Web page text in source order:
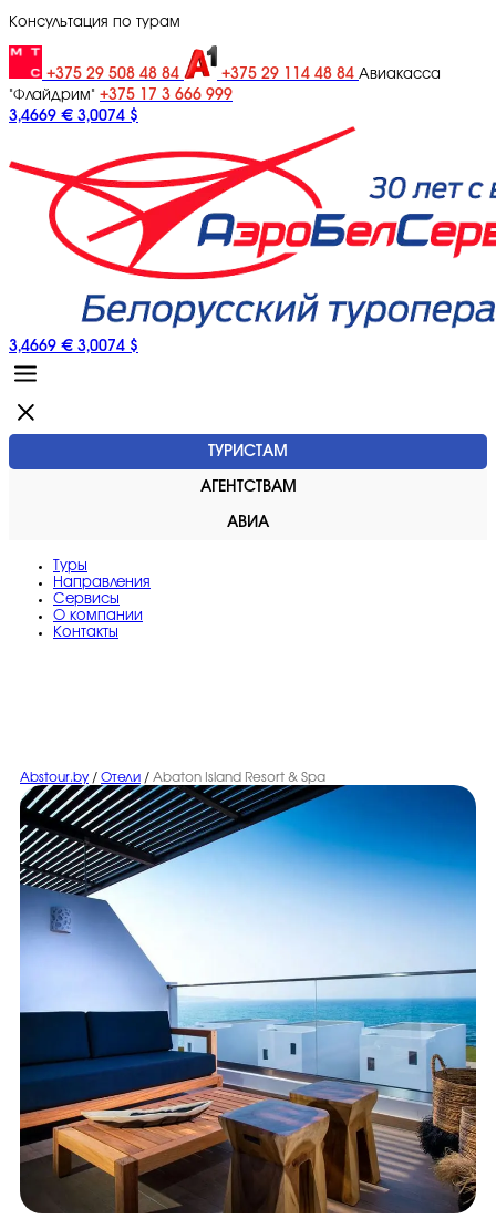
Консультация по турам
+375 29 508 48 84 +375 29 114 48 84 Авиакасса
"Флайдрим" +375 17 3 666 999
3,4669 € 3,0074 $
3,4669 € 3,0074 $
ТУРИСТАМ
АГЕНТСТВАМ
АВИА
Туры
Направления
Сервисы
O компании
Контакты
Abstour.by / Отели / Abaton Island Resort & Spa